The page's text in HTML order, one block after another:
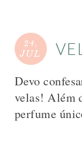
24,
JUL
Devo
velas! Além
perfume